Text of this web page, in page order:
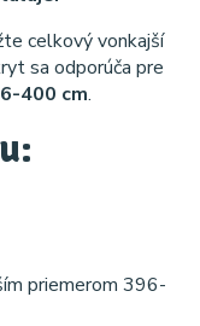
celkový vonkajší
sa odporúča pre
400 cm.
priemerom 396-